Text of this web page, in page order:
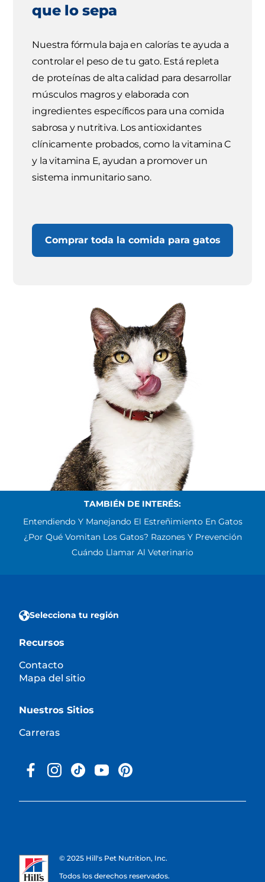
que lo sepa
Nuestra fórmula baja en calorías te ayuda a
controlar el peso de tu gato. Está repleta
de proteínas de alta calidad para desarrollar
músculos magros y elaborada con
ingredientes específicos para una comida
sabrosa y nutritiva. Los antioxidantes
clínicamente probados, como la vitamina C
y la vitamina E, ayudan a promover un
sistema inmunitario sano.
Comprar toda la comida para gatos
TAMBIÉN DE INTERÉS:
Entendiendo Y Manejando El Estreñimiento En Gatos
¿Por Qué Vomitan Los Gatos? Razones Y Prevención
Cuándo Llamar Al Veterinario
Selecciona tu región
Recursos
Contacto
Mapa del sitio
Nuestros Sitios
Carreras
© 2025 Hill's Pet Nutrition, Inc.
Todos los derechos reservados.